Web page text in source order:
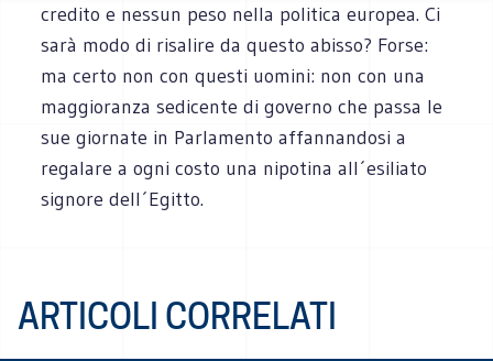
credito e nessun peso nella politica europea. Ci
sarà modo di risalire da questo abisso? Forse:
ma certo non con questi uomini: non con una
maggioranza sedicente di governo che passa le
sue giornate in Parlamento affannandosi a
regalare a ogni costo una nipotina all´esiliato
signore dell´Egitto.
ARTICOLI CORRELATI